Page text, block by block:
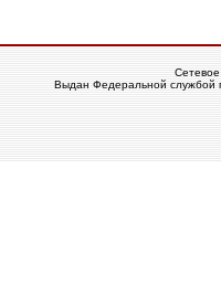
Выдан Федеральной службой